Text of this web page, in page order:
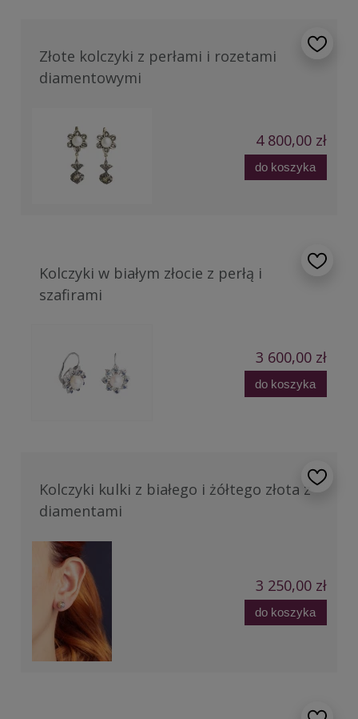
Złote kolczyki z perłami i rozetami
diamentowymi
4 800,00 zł
do koszyka
Kolczyki w białym złocie z perłą i
szafirami
3 600,00 zł
do koszyka
Kolczyki kulki z białego i żółtego złota z
diamentami
3 250,00 zł
do koszyka